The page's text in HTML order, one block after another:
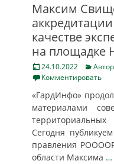
Максим
качестве
на площадке
Posted
on
24.10.2022
Комментировать
«ГардИнфо»
материалами
Сегодня
правления
области Максима …